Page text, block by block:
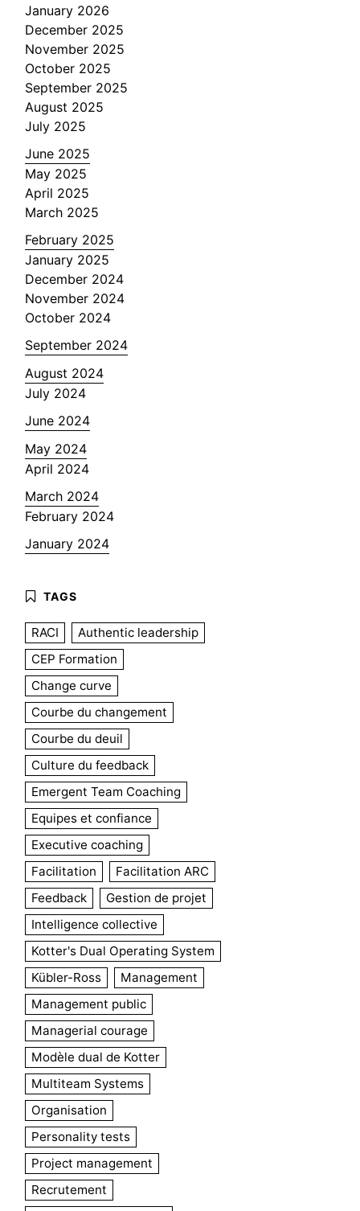
January 2026
December 2025
November 2025
October 2025
September 2025
August 2025
July 2025
June 2025
May 2025
April 2025
March 2025
February 2025
January 2025
December 2024
November 2024
October 2024
September 2024
August 2024
July 2024
June 2024
May 2024
April 2024
March 2024
February 2024
January 2024
RACI
Authentic leadership
CEP Formation
Change curve
Courbe du changement
Courbe du deuil
Culture du feedback
Emergent Team Coaching
Equipes et confiance
Executive coaching
Facilitation
Facilitation ARC
Feedback
Gestion de projet
Intelligence collective
Kotter's Dual Operating System
Kübler-Ross
Management
Management public
Managerial courage
Modèle dual de Kotter
Multiteam Systems
Organisation
Personality tests
Project management
Recrutement